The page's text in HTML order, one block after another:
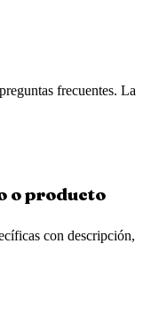
frecuentes. La
o producto
con descripción,